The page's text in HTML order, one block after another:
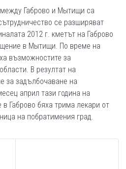
Габрово и Мытищи са
се разширяват
2012 г. кметът на Габрово
в Мытищи. По време на
възможностите за
В резултат на
за задълбочаване на
април тази година на
Габрово бяха трима лекари от
на побратимения град.